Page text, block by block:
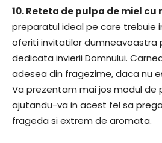
10.Reteta de pulpa de miel cu
preparatul ideal pe care trebuie
oferiti invitatilor dumneavoastra
dedicata invierii Domnului.
adesea din fragezime, daca nu
Va prezentam mai jos modul de
ajutandu-va in acest fel sa
frageda si extrem de aromata.